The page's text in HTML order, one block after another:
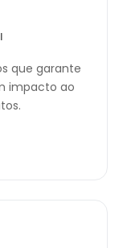
que garante
impacto ao